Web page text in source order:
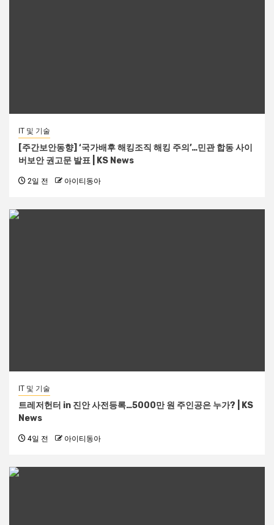
IT 및 기술
[주간보안동향] ‘국가배후 해킹조직 해킹 주의’…민관 합동 사이
버보안 권고문 발표 | KS News
2일 전 아이티동아
IT 및 기술
트레저헌터 in 진안 사전등록…5000만 원 주인공은 누가? | KS
News
4일 전 아이티동아